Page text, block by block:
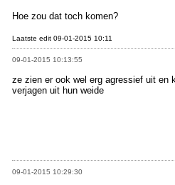
Hoe zou dat toch komen?
Laatste edit 09-01-2015 10:11
09-01-2015 10:13:55
ze zien er ook wel erg agressief uit en
verjagen uit hun weide
09-01-2015 10:29:30